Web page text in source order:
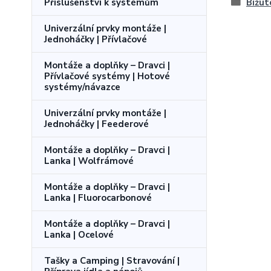
Příslušenství k systémům
Univerzální prvky montáže |
Jednoháčky | Přívlačové
Montáže a doplňky – Dravci |
Přívlačové systémy | Hotové
systémy/návazce
Univerzální prvky montáže |
Jednoháčky | Feederové
Montáže a doplňky – Dravci |
Lanka | Wolfrámové
Montáže a doplňky – Dravci |
Lanka | Fluorocarbonové
Montáže a doplňky – Dravci |
Lanka | Ocelové
Tašky a Camping | Stravování |